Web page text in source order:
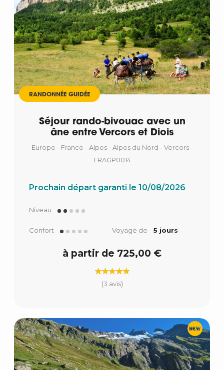
RANDONNÉE GUIDÉE
Séjour rando-bivouac avec un
âne entre Vercors et Diois
Europe - France - Alpes - Alpes du Nord - Vercors -
FRAGP0014
Prochain départ garanti le 10/08/2026
Niveau
Confort Voyage de 5 jours
à partir de 725,00 €
(3 avis)